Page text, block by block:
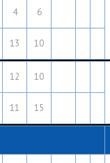
4 6
13 10
12 10
11 15